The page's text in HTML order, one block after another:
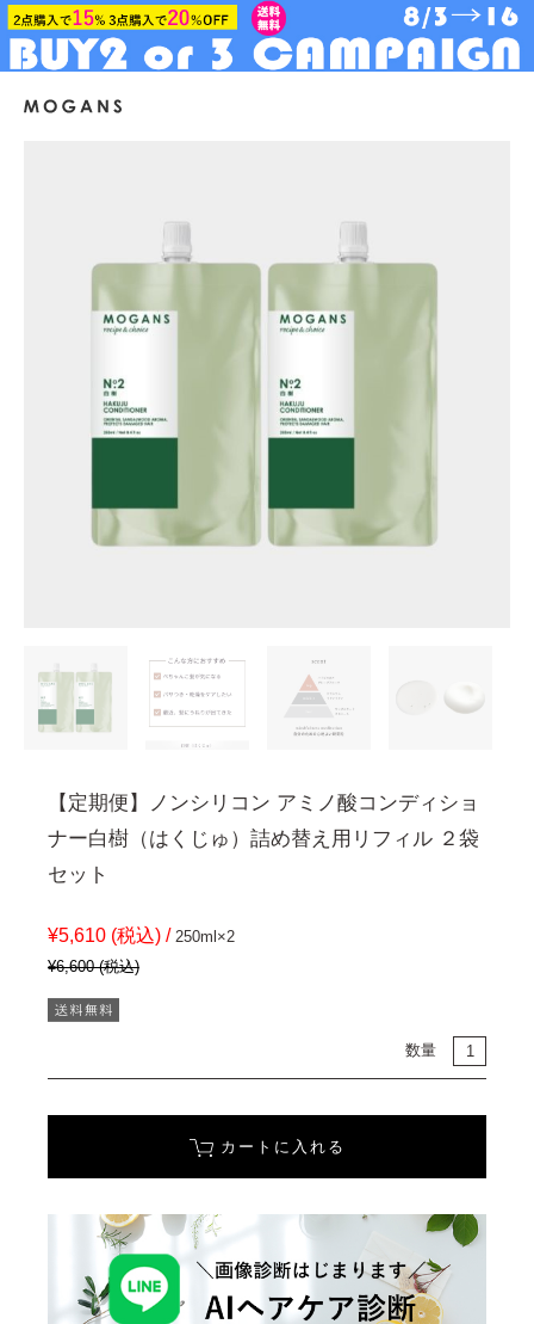
【定期便】ノンシリコン アミノ酸コンディショ
ナー白樹（はくじゅ）詰め替え用リフィル ２袋
セット
¥5,610 (税込) / 250ml×2
¥6,600 (税込)
数量
カートに入れる